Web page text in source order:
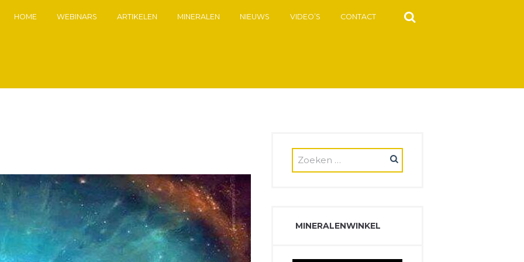
HOME WEBINARS ARTIKELEN MINERALEN NIEUWS VIDEO’S CONTACT
MINERALENWINKEL